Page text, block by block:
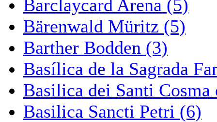
Barclaycard Arena (5)
Bärenwald Müritz (5)
Barther Bodden (3)
Basílica de la Sagrada
Basilica dei Santi
Basilica Sancti Petri (6)